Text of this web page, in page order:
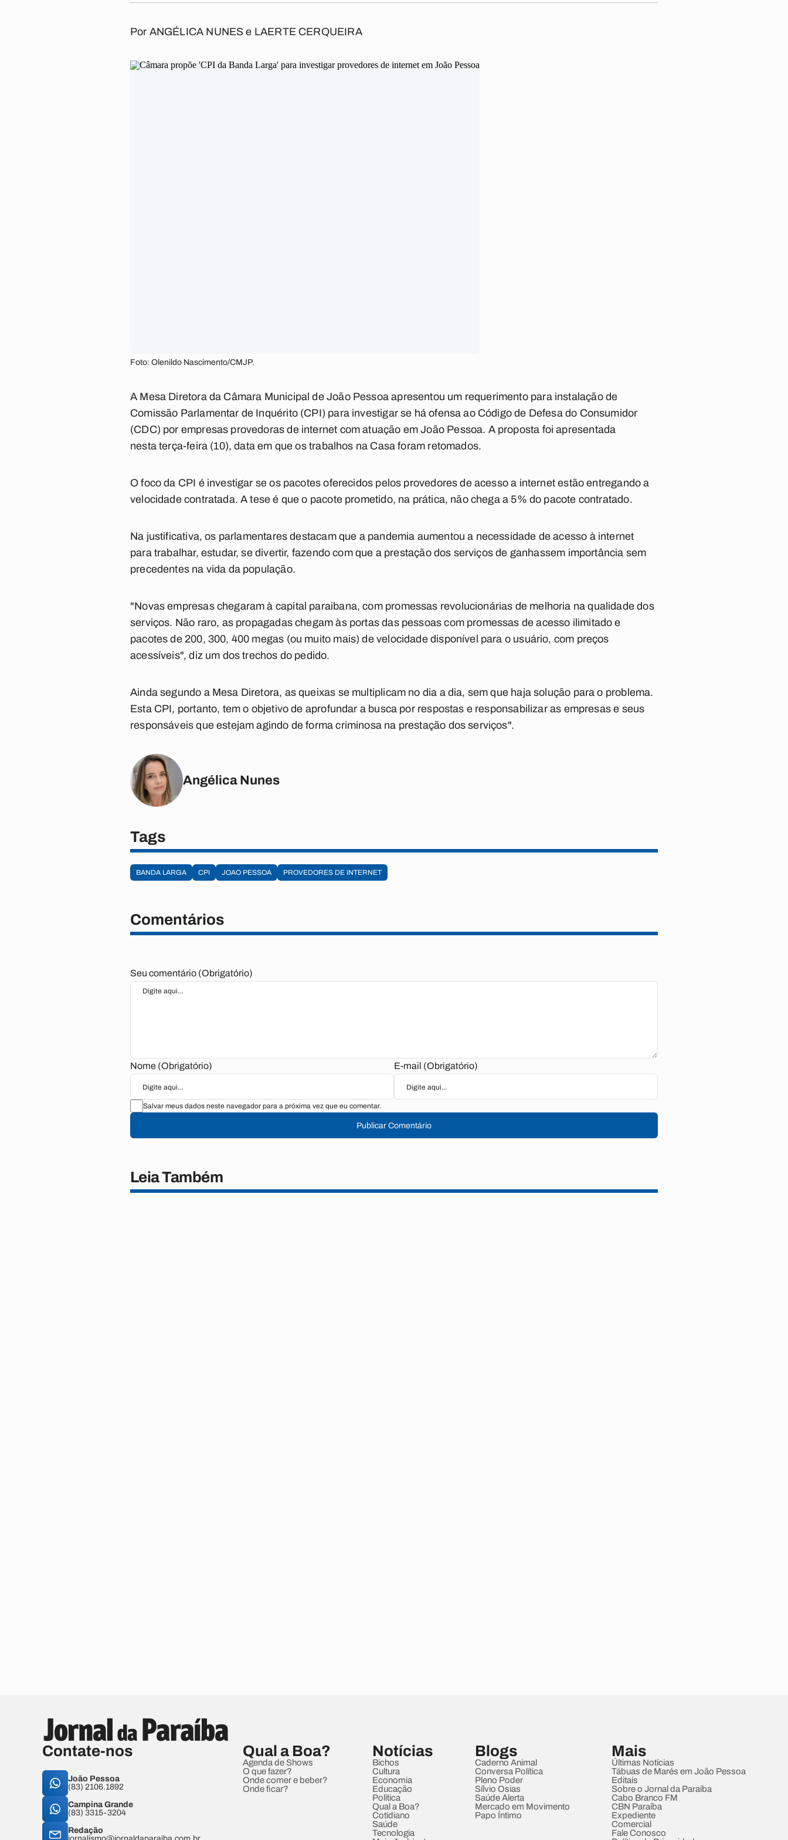
Por ANGÉLICA NUNES e LAERTE CERQUEIRA
Foto: Olenildo Nascimento/CMJP.
A Mesa Diretora da Câmara Municipal de João Pessoa apresentou um requerimento para instalação de
Comissão Parlamentar de Inquérito (CPI) para investigar se há ofensa ao Código de Defesa do Consumidor
(CDC) por empresas provedoras de internet com atuação em João Pessoa. A proposta foi apresentada
nesta terça-feira (10), data em que os trabalhos na Casa foram retomados.
O foco da CPI é investigar se os pacotes oferecidos pelos provedores de acesso a internet estão entregando a
velocidade contratada. A tese é que o pacote prometido, na prática, não chega a 5% do pacote contratado.
Na justificativa, os parlamentares destacam que a pandemia aumentou a necessidade de acesso à internet
para trabalhar, estudar, se divertir, fazendo com que a prestação dos serviços de ganhassem importância sem
precedentes na vida da população.
"Novas empresas chegaram à capital paraibana, com promessas revolucionárias de melhoria na qualidade dos
serviços. Não raro, as propagadas chegam às portas das pessoas com promessas de acesso ilimitado e
pacotes de 200, 300, 400 megas (ou muito mais) de velocidade disponível para o usuário, com preços
acessíveis", diz um dos trechos do pedido.
Ainda segundo a Mesa Diretora, as queixas se multiplicam no dia a dia, sem que haja solução para o problema.
Esta CPI, portanto, tem o objetivo de aprofundar a busca por respostas e responsabilizar as empresas e seus
responsáveis que estejam agindo de forma criminosa na prestação dos serviços".
Angélica Nunes
Tags
BANDA LARGA CPI JOAO PESSOA PROVEDORES DE INTERNET
Comentários
Seu comentário (Obrigatório)
Nome (Obrigatório) E-mail (Obrigatório)
Salvar meus dados neste navegador para a próxima vez que eu comentar.
Publicar Comentário
Leia Também
Contate-nos
João Pessoa
(83) 2106.1892
Campina Grande
(83) 3315-3204
Redação
Qual a Boa?
Agenda de Shows
O que fazer?
Onde comer e beber?
Onde ficar?
Notícias
Bichos
Cultura
Economia
Educação
Política
Qual a Boa?
Cotidiano
Saúde
Tecnologia
Blogs
Caderno Animal
Conversa Política
Pleno Poder
Sílvio Osias
Saúde Alerta
Mercado em Movimento
Papo Íntimo
Mais
Últimas Notícias
Tábuas de Marés em João Pessoa
Editais
Sobre o Jornal da Paraíba
Cabo Branco FM
CBN Paraíba
Expediente
Comercial
Fale Conosco